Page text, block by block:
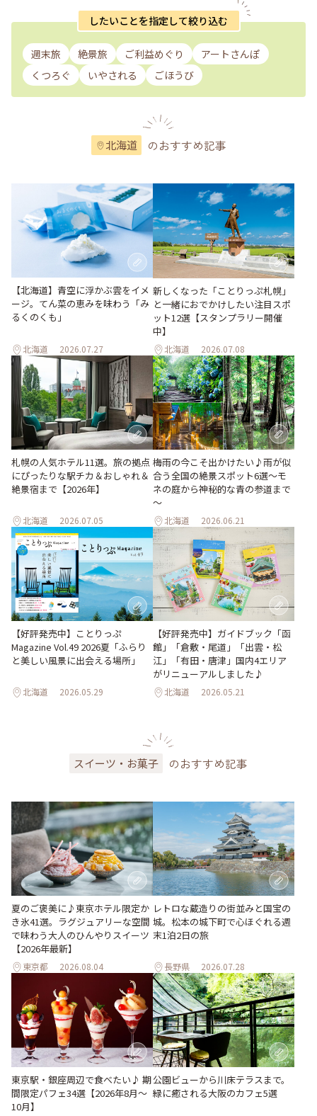
したいことを指定して絞り込む
週末旅 絶景旅 ご利益めぐり
アートさんぽ
くつろぐ
いやされる ごほうび
北海道 のおすすめ記事
【北海道】青空に浮かぶ雲をイメ
ージ。てん菜の恵みを味わう「み
るくのくも」
北海道 2026.07.27
新しくなった「ことりっぷ札幌」
と一緒におでかけしたい注目スポ
ット12選【スタンプラリー開催
中】
北海道 2026.07.08
札幌の人気ホテル11選。旅の拠点
にぴったりな駅チカ＆おしゃれ＆
絶景宿まで【2026年】
北海道 2026.07.05
梅雨の今こそ出かけたい♪雨が似
合う全国の絶景スポット6選～モ
ネの庭から神秘的な青の参道まで
～
北海道 2026.06.21
【好評発売中】ことりっぷ
Magazine Vol.49 2026夏「ふらり
と美しい風景に出会える場所」
北海道 2026.05.29
【好評発売中】ガイドブック「函
館」「倉敷・尾道」「出雲・松
江」「有田・唐津」国内4エリア
がリニューアルしました♪
北海道 2026.05.21
スイーツ・お菓子 のおすすめ記事
夏のご褒美に♪東京ホテル限定か
き氷41選。ラグジュアリーな空間
で味わう大人のひんやりスイーツ
【2026年最新】
東京都 2026.08.04
レトロな蔵造りの街並みと国宝の
城。松本の城下町で心ほぐれる週
末1泊2日の旅
長野県 2026.07.28
東京駅・銀座周辺で食べたい♪ 期
間限定パフェ34選【2026年8月～
10月】
公園ビューから川床テラスまで。
緑に癒される大阪のカフェ5選